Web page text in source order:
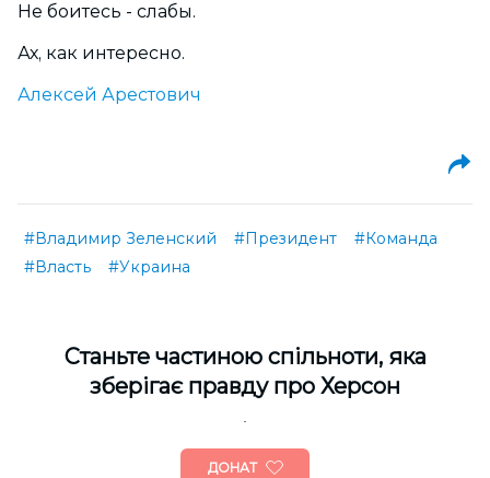
Не боитесь - слабы.
Ах, как интересно.
Алексей Арестович
#Владимир Зеленский #Президент
#Команда
#Власть
#Украина
Cтаньте частиною спільноти, яка
зберігає правду про Херсон
ДОНАТ